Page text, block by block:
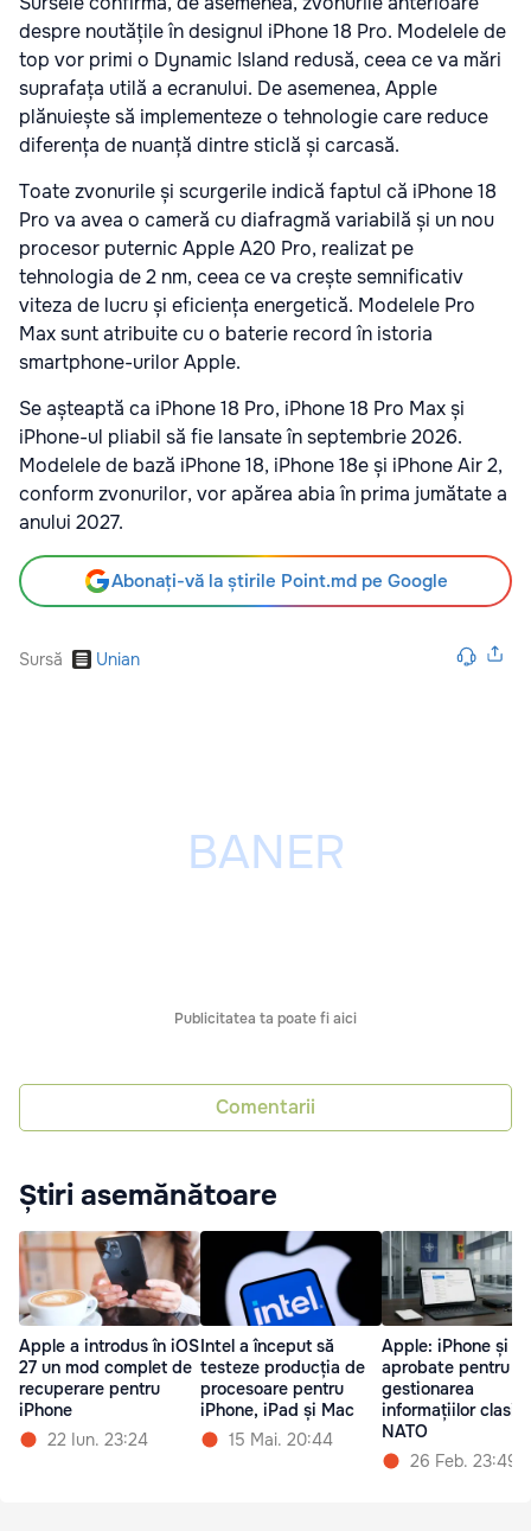
despre noutățile în designul iPhone 18 Pro. Modelele de
top vor primi o Dynamic Island redusă, ceea ce va mări
suprafața utilă a ecranului. De asemenea, Apple
plănuiește să implementeze o tehnologie care reduce
diferența de nuanță dintre sticlă și carcasă.
Toate zvonurile și scurgerile indică faptul că iPhone 18
Pro va avea o cameră cu diafragmă variabilă și un nou
procesor puternic Apple A20 Pro, realizat pe
tehnologia de 2 nm, ceea ce va crește semnificativ
viteza de lucru și eficiența energetică. Modelele Pro
Max sunt atribuite cu o baterie record în istoria
smartphone-urilor Apple.
Se așteaptă ca iPhone 18 Pro, iPhone 18 Pro Max și
iPhone-ul pliabil să fie lansate în septembrie 2026.
Modelele de bază iPhone 18, iPhone 18e și iPhone Air 2,
conform zvonurilor, vor apărea abia în prima jumătate a
anului 2027.
Abonați-vă la știrile Point.md pe Google
Sursă Unian
Publicitatea ta poate fi aici
Comentarii
Știri asemănătoare
Apple a introdus în iOS
27 un mod complet de
recuperare pentru
iPhone
22 Iun. 23:24
Intel a început să
testeze producția de
procesoare pentru
iPhone, iPad și Mac
15 Mai. 20:44
Apple: iPhone și
aprobate pentru
gestionarea
informațiilor
NATO
26 Feb. 23:49